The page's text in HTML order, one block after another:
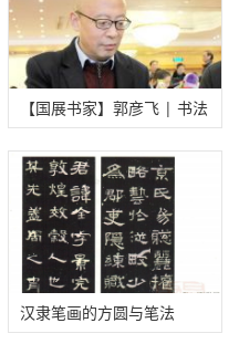
被忽视的自由与成熟——
《广武将军碑》
【国展书家】郭彦飞 | 书法